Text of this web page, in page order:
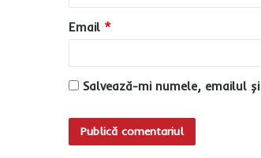
*
Email *
Salvează-mi numele, emailul